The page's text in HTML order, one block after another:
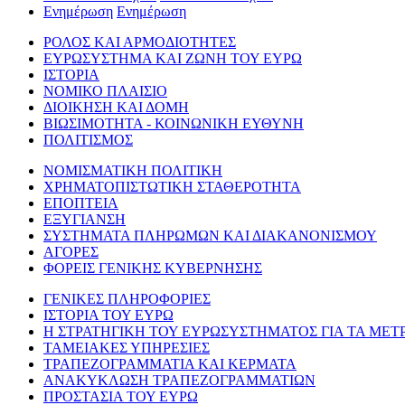
Ενημέρωση Ενημέρωση
ΡΟΛΟΣ ΚΑΙ ΑΡΜΟΔΙΟΤΗΤΕΣ
ΕΥΡΩΣΥΣΤΗΜΑ ΚΑΙ ΖΩΝΗ ΤΟΥ ΕΥΡΩ
ΙΣΤΟΡΙΑ
ΝΟΜΙΚΟ ΠΛΑΙΣΙΟ
ΔΙΟΙΚΗΣΗ ΚΑΙ ΔΟΜΗ
ΒΙΩΣΙΜΟΤΗΤΑ - ΚΟΙΝΩΝΙΚΗ ΕΥΘΥΝΗ
ΠΟΛΙΤΙΣΜΟΣ
ΝΟΜΙΣΜΑΤΙΚΗ ΠΟΛΙΤΙΚΗ
ΧΡΗΜΑΤΟΠΙΣΤΩΤΙΚΗ ΣΤΑΘΕΡΟΤΗΤΑ
ΕΠΟΠΤΕΙΑ
ΕΞΥΓΙΑΝΣΗ
ΣΥΣΤΗΜΑΤΑ ΠΛΗΡΩΜΩΝ ΚΑΙ ΔΙΑΚΑΝΟΝΙΣΜΟΥ
ΑΓΟΡΕΣ
ΦΟΡΕΙΣ ΓΕΝΙΚΗΣ ΚΥΒΕΡΝΗΣΗΣ
ΓΕΝΙΚΕΣ ΠΛΗΡΟΦΟΡΙΕΣ
ΙΣΤΟΡΙΑ ΤΟΥ ΕΥΡΩ
Η ΣΤΡΑΤΗΓΙΚΗ ΤΟΥ ΕΥΡΩΣΥΣΤΗΜΑΤΟΣ ΓΙΑ ΤΑ
ΤΑΜΕΙΑΚΕΣ ΥΠΗΡΕΣΙΕΣ
ΤΡΑΠΕΖΟΓΡΑΜΜΑΤΙΑ ΚΑΙ ΚΕΡΜΑΤΑ
ΑΝΑΚΥΚΛΩΣΗ ΤΡΑΠΕΖΟΓΡΑΜΜΑΤΙΩΝ
ΠΡΟΣΤΑΣΙΑ ΤΟΥ ΕΥΡΩ